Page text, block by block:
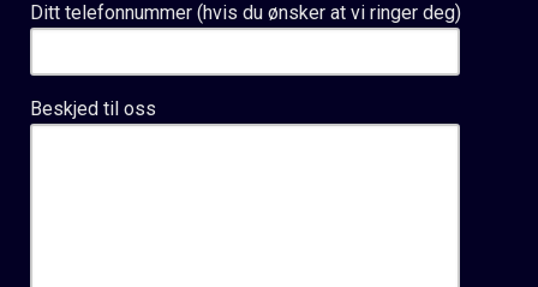
Ditt telefonnummer (hvis du ønsker at vi ringer deg)
Beskjed til oss